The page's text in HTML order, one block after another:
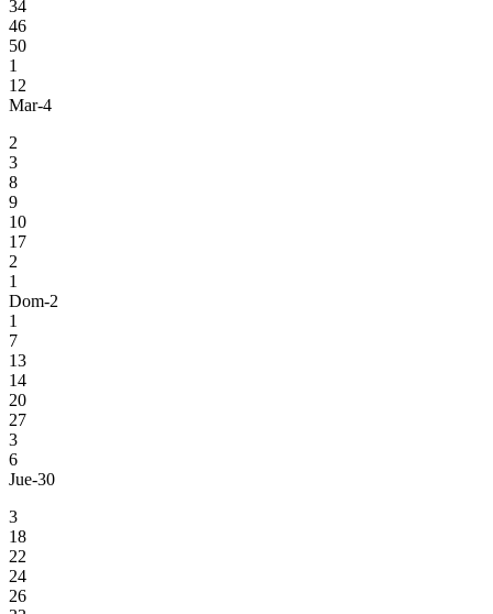
34
46
50
1
12
Mar-4
2
3
8
9
10
17
2
1
Dom-2
1
7
13
14
20
27
3
6
Jue-30
3
18
22
24
26